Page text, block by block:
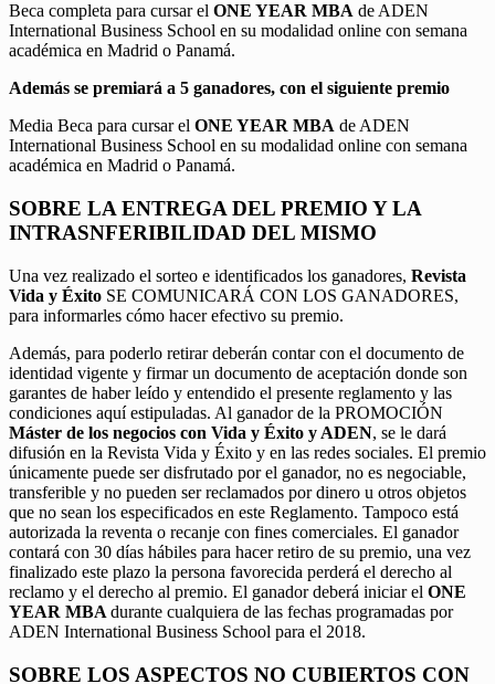
Beca completa para cursar el ONE YEAR MBA de ADEN
International Business School en su modalidad online con semana
académica en Madrid o Panamá.
Además se premiará a 5 ganadores, con el siguiente premio
Media Beca para cursar el ONE YEAR MBA de ADEN
International Business School en su modalidad online con semana
académica en Madrid o Panamá.
SOBRE LA ENTREGA DEL PREMIO Y LA
INTRASNFERIBILIDAD DEL MISMO
Una vez realizado el sorteo e identificados los ganadores, Revista
Vida y Éxito SE COMUNICARÁ CON LOS GANADORES,
para informarles cómo hacer efectivo su premio.
Además, para poderlo retirar deberán contar con el documento de
identidad vigente y firmar un documento de aceptación donde son
garantes de haber leído y entendido el presente reglamento y las
condiciones aquí estipuladas. Al ganador de la PROMOCIÓN
Máster de los negocios con Vida y Éxito y ADEN, se le dará
difusión en la Revista Vida y Éxito y en las redes sociales. El premio
únicamente puede ser disfrutado por el ganador, no es negociable,
transferible y no pueden ser reclamados por dinero u otros objetos
que no sean los especificados en este Reglamento. Tampoco está
autorizada la reventa o recanje con fines comerciales. El ganador
contará con 30 días hábiles para hacer retiro de su premio, una vez
finalizado este plazo la persona favorecida perderá el derecho al
reclamo y el derecho al premio. El ganador deberá iniciar el ONE
YEAR MBA durante cualquiera de las fechas programadas por
ADEN International Business School para el 2018.
SOBRE LOS ASPECTOS NO CUBIERTOS CON